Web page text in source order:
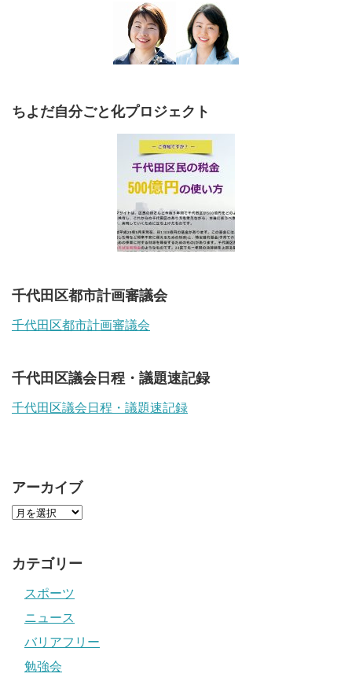
ちよだ自分ごと化プロジェクト
千代田区都市計画審議会
千代田区都市計画審議会
千代田区議会日程・議題速記録
千代田区議会日程・議題速記録
アーカイブ
カテゴリー
スポーツ
ニュース
バリアフリー
勉強会